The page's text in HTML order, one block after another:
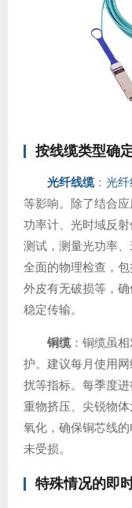
按线缆类型确
光纤线缆： 光纤
等影响。除了结合
功率计、光时域反
测试，测量光功率
全面的物理检查，包
外皮有无破损等，
稳定传输。
铜缆：铜缆虽
护。建议每月使用
扰等指标。每季度
重物挤压、尖锐物体
氧化，确保铜芯线
未受损。
特殊情况的即